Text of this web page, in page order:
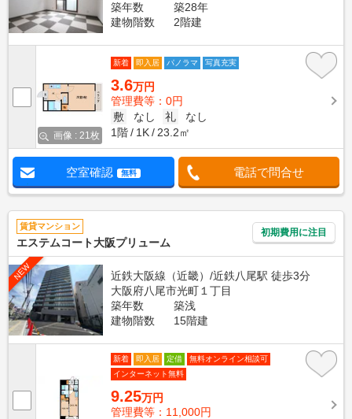
築年数
築28年
建物階数
2階建
画像 : 21枚
新着 即入居 パノラマ 写真充実
3.6万円
管理費等：0円
敷
なし 礼
なし
1階
1K 23.2㎡
空室確認 無料 電話で問合せ
賃貸マンション
エステムコート大阪プリューム
初期費用に注目
NEW
近鉄大阪線（近畿）/近鉄八尾駅 徒歩3分
大阪府八尾市光町１丁目
築年数
築浅
建物階数
15階建
新着 即入居 定借
無料オンライン相談可
インターネット無料
9.25万円
管理費等：11,000円